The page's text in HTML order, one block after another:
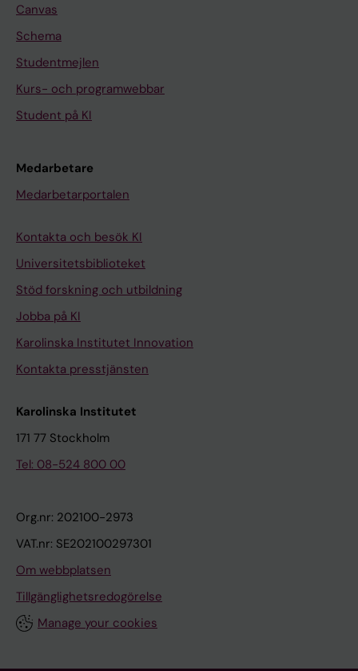
Canvas
Schema
Studentmejlen
Kurs- och programwebbar
Student på KI
Medarbetare
Medarbetarportalen
Kontakta och besök KI
Universitetsbiblioteket
Stöd forskning och utbildning
Jobba på KI
Karolinska Institutet Innovation
Kontakta presstjänsten
Karolinska Institutet
171 77 Stockholm
Tel: 08-524 800 00
Org.nr: 202100-2973
VAT.nr: SE202100297301
Om webbplatsen
Tillgänglighetsredogörelse
Manage your cookies